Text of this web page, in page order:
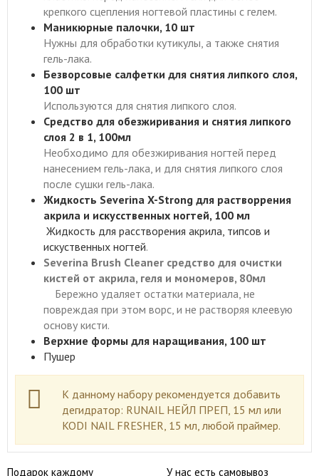
крепкого сцепления ногтевой пластины с гелем.
Маникюрные палочки, 10 шт
Нужны для обработки кутикулы, а также снятия
гель-лака.
Безворсовые салфетки для снятия липкого слоя,
100 шт
Используются для снятия липкого слоя.
Средство для обезжиривания и снятия липкого
слоя 2 в 1, 100мл
Необходимо для обезжиривания ногтей перед
нанесением гель-лака, и для снятия липкого слоя
после сушки гель-лака.
Жидкость Severina X-Strong для растворрения
акрила и искусственных ногтей, 100 мл
Жидкость для расстворения акрила, типсов и
искуственных ногтей.
Severina Brush Cleaner средство для очистки
кистей от акрила, геля и мономеров, 80мл
Бережно удаляет остатки материала, не
повреждая при этом ворс, и не растворяя клеевую
основу кисти.
Верхние формы для наращивания, 100 шт
Пушер
К данному набору рекомендуется добавить
дегидратор: RUNAIL НЕЙЛ ПРЕП, 15 мл или
KODI NAIL FRESHER, 15 мл, любой праймер.
Подарок каждому У нас есть самовывоз